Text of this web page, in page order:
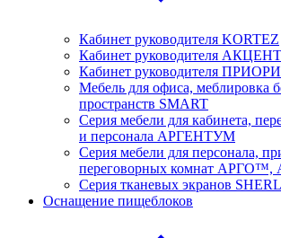
Кабинет руководителя KORTEZ
Кабинет руководителя
Кабинет руководителя
Мебель для офиса, меблировка
пространств SMART
Серия мебели для кабинета,
и персонала АРГЕНТУМ
Серия мебели для персонала,
переговорных комнат
Серия тканевых экранов
Оснащение пищеблоков